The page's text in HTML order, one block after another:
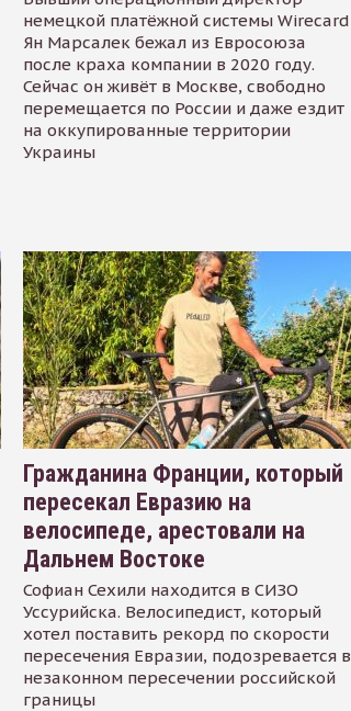
немецкой платёжной системы Wirecard
Ян Марсалек бежал из Евросоюза
после краха компании в 2020 году.
Сейчас он живёт в Москве, свободно
перемещается по России и даже ездит
на оккупированные территории
Украины
Гражданина Франции, который
пересекал Евразию на
велосипеде, арестовали на
Дальнем Востоке
Софиан Сехили находится в СИЗО
Уссурийска. Велосипедист, который
хотел поставить рекорд по скорости
пересечения Евразии, подозревается в
незаконном пересечении российской
границы